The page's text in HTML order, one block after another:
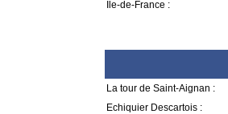
Ile-de-France :
La tour de Saint-Aignan :
Echiquier Descartois :